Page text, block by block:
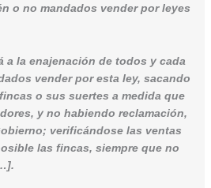
o no mandados vender por leyes
a la enajenación de todos y cada
vender por esta ley, sacando
o sus suertes a medida que
y no habiendo reclamación,
verificándose las ventas
las fincas, siempre que no